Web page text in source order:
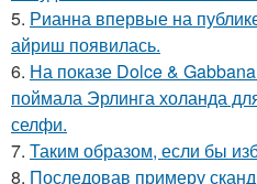
5. Рианна впервые на
айриш появилась.
6. На показе Dolce &
поймала Эрлинга холанда
селфи.
7. Таким образом, если бы
8. Последовав примеру